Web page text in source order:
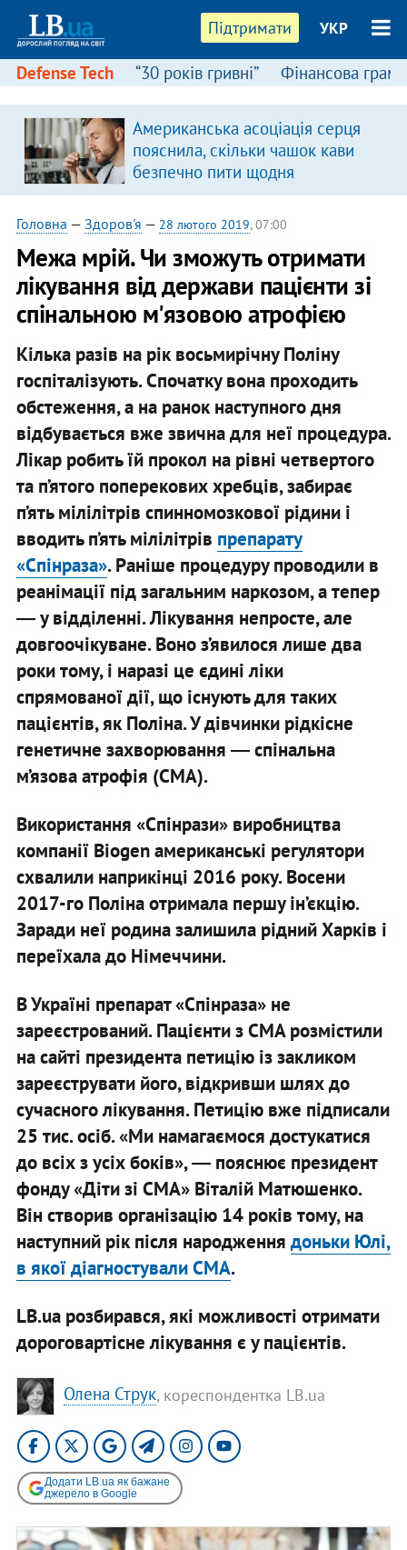
Підтримати УКР
Defense Tech “30 років гривні” Фінансова
Американська асоціація серця
пояснила, скільки чашок кави
безпечно пити щодня
Головна — Здоров'я — 28 лютого 2019, 07:00
Межа мрій. Чи зможуть отримати
лікування від держави пацієнти зі
спінальною м'язовою атрофією
Кілька разів на рік восьмирічну Поліну
госпіталізують. Спочатку вона проходить
обстеження, а на ранок наступного дня
відбувається вже звична для неї процедура.
Лікар робить їй прокол на рівні четвертого
та п’ятого поперекових хребців, забирає
п’ять мілілітрів спинномозкової рідини і
вводить п’ять мілілітрів препарату
«Спінраза». Раніше процедуру проводили в
реанімації під загальним наркозом, а тепер
― у відділенні. Лікування непросте, але
довгоочікуване. Воно з’явилося лише два
роки тому, і наразі це єдині ліки
спрямованої дії, що існують для таких
пацієнтів, як Поліна. У дівчинки рідкісне
генетичне захворювання ― спінальна
м’язова атрофія (СМА).
Використання «Спінрази» виробництва
компанії Biogen американські регулятори
схвалили наприкінці 2016 року. Восени
2017-го Поліна отримала першу ін’єкцію.
Заради неї родина залишила рідний Харків і
переїхала до Німеччини.
В Україні препарат «Спінраза» не
зареєстрований. Пацієнти з СМА розмістили
на сайті президента петицію із закликом
зареєструвати його, відкривши шлях до
сучасного лікування. Петицію вже підписали
25 тис. осіб. «Ми намагаємося достукатися
до всіх з усіх боків», ― пояснює президент
фонду «Діти зі СМА» Віталій Матюшенко.
Він створив організацію 14 років тому, на
наступний рік після народження доньки Юлі,
в якої діагностували СМА.
LB.ua розбирався, які можливості отримати
дороговартісне лікування є у пацієнтів.
Олена Струк, кореспондентка LB.ua
Додати LB.ua як бажане
джерело в Google